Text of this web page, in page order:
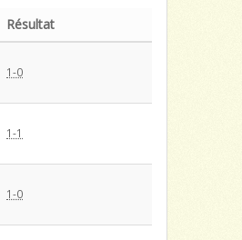
Résultat
1-0
1-1
1-0